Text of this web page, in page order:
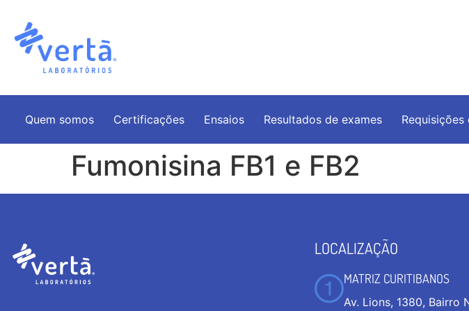
Quem somos Certificações Ensaios Resultados de exames Requisições
Fumonisina FB1 e FB2
LOCALIZAÇÃO
MATRIZ CURITIBANOS
Av. Lions, 1380, Bairro